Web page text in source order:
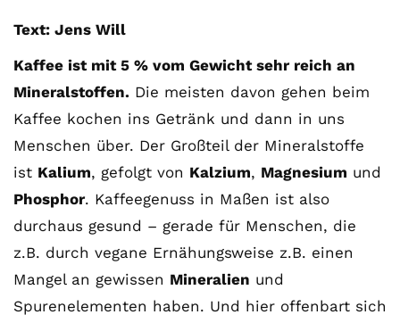
Text: Jens Will
Kaffee ist mit 5 % vom Gewicht sehr reich an
Mineralstoffen. Die meisten davon gehen beim
Kaffee kochen ins Getränk und dann in uns
Menschen über. Der Großteil der Mineralstoffe
ist Kalium, gefolgt von Kalzium, Magnesium und
Phosphor. Kaffeegenuss in Maßen ist also
durchaus gesund – gerade für Menschen, die
z.B. durch vegane Ernähungsweise z.B. einen
Mangel an gewissen Mineralien und
Spurenelementen haben. Und hier offenbart sich